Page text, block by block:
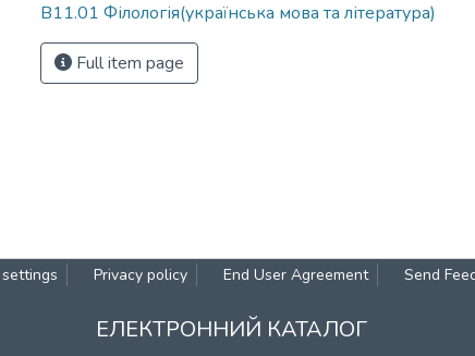
В11.01 Філологія(українська мова та література)
Full item page
Privacy policy End User Agreement Send
ЕЛЕКТРОННИЙ КАТАЛОГ